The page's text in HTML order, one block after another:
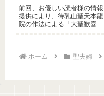
前回、お優しい読者様の情報
提供により、待乳山聖天本龍
院の作法による「大聖歓喜天
ホーム 聖夫婦